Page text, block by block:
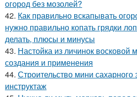
огород без мозолей?
42. Как правильно вскапывать
нужно правильно копать грядки
делать, плюсы и минусы
43. Настойка из личинок восковой
создания и применения
44. Строительство мини
инструктаж